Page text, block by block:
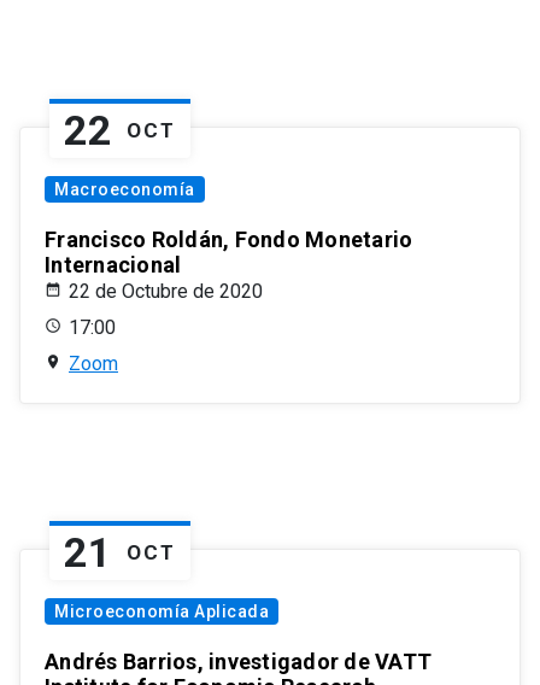
22 OCT
Macroeconomía
Francisco Roldán, Fondo Monetario
Internacional
22 de Octubre de 2020
17:00
Zoom
21 OCT
Microeconomía Aplicada
Andrés Barrios, investigador de VATT